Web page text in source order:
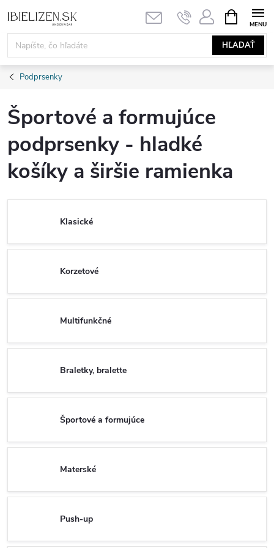
na
obsah
HĽADAŤ
KOŠÍK
Podprsenky
Športové a formujúce
podprsenky - hladké
košíky a širšie ramienka
Klasické
Korzetové
Multifunkčné
Braletky, bralette
Športové a formujúce
Materské
Push-up